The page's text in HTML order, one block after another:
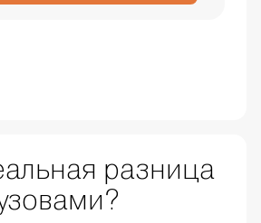
разница